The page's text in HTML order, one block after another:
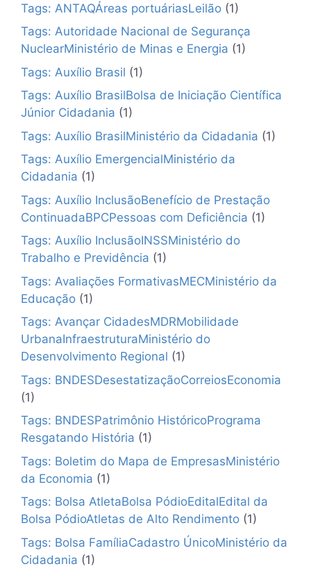
Tags: ANTAQÁreas portuáriasLeilão (1)
Tags: Autoridade Nacional de Segurança
NuclearMinistério de Minas e Energia (1)
Tags: Auxílio Brasil (1)
Tags: Auxílio BrasilBolsa de Iniciação Científica
Júnior Cidadania (1)
Tags: Auxílio BrasilMinistério da Cidadania (1)
Tags: Auxílio EmergencialMinistério da
Cidadania (1)
Tags: Auxílio InclusãoBenefício de Prestação
ContinuadaBPCPessoas com Deficiência (1)
Tags: Auxílio InclusãoINSSMinistério do
Trabalho e Previdência (1)
Tags: Avaliações FormativasMECMinistério da
Educação (1)
Tags: Avançar CidadesMDRMobilidade
UrbanaInfraestruturaMinistério do
Desenvolvimento Regional (1)
Tags: BNDESDesestatizaçãoCorreiosEconomia
(1)
Tags: BNDESPatrimônio HistóricoPrograma
Resgatando História (1)
Tags: Boletim do Mapa de EmpresasMinistério
da Economia (1)
Tags: Bolsa AtletaBolsa PódioEditalEdital da
Bolsa PódioAtletas de Alto Rendimento (1)
Tags: Bolsa FamíliaCadastro ÚnicoMinistério da
Cidadania (1)